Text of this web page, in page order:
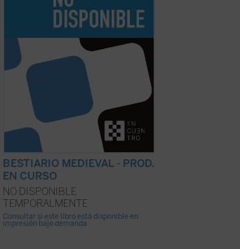
BESTIARIO MEDIEVAL - PROD.
EN CURSO
NO DISPONIBLE
TEMPORALMENTE
Consultar si este libro está disponible en
impresión bajo demanda